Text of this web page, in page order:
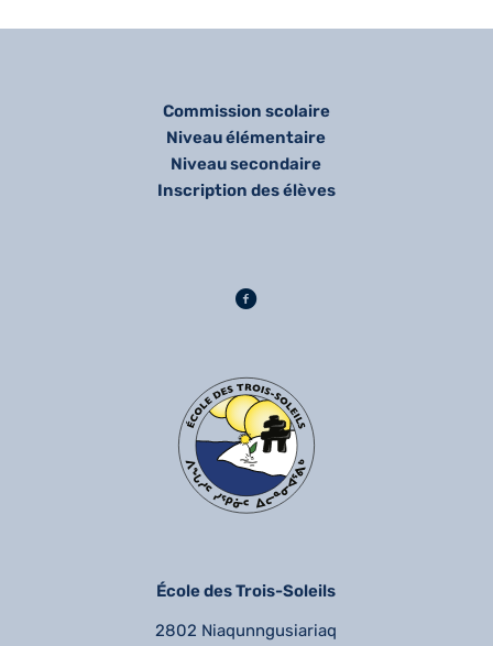
Commission scolaire
Niveau élémentaire
Niveau secondaire
Inscription des élèves
École des Trois-Soleils
2802 Niaqunngusiariaq